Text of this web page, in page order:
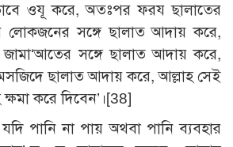
ওযূ করে, অতঃপর ফরয ছালাতের
লোকজনের সঙ্গে ছালাত আদায় করে,
জামা‘আতের সঙ্গে ছালাত আদায় করে,
ছালাত আদায় করে, আল্লাহ সেই
করে দিবেন’।[38]
পানি না পায় অথবা পানি ব্যবহার